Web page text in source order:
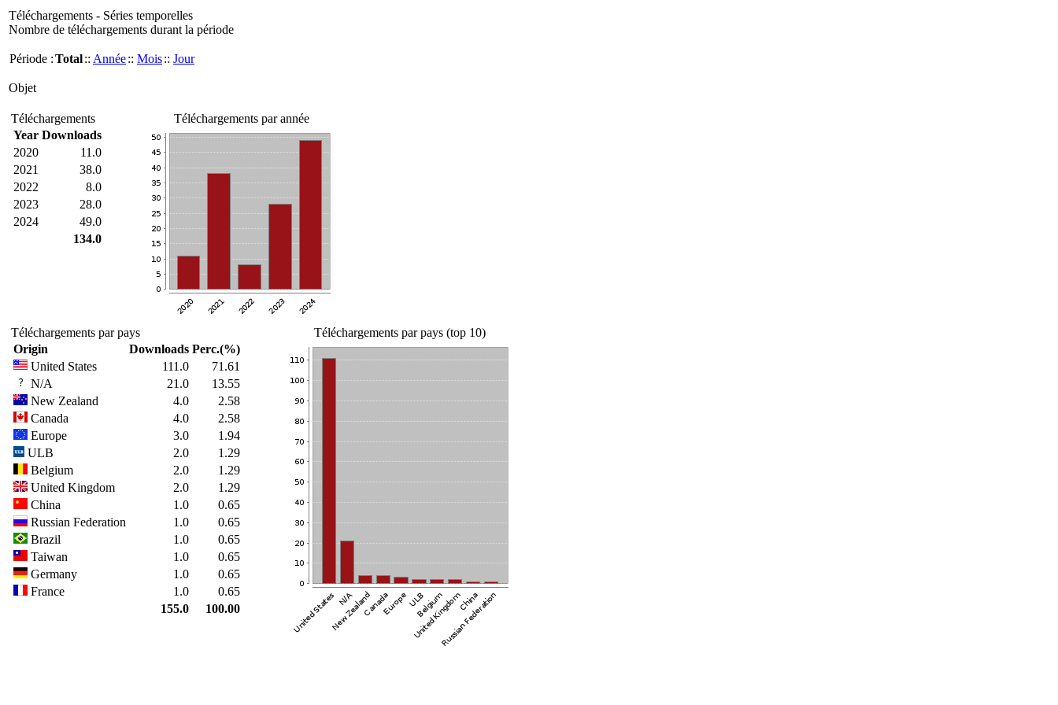
Téléchargements - Séries temporelles
Nombre de téléchargements durant la période
Période :Total:: Année:: Mois:: Jour
Objet
Téléchargements
Year Downloads
2020
11.0
2021
38.0
2022
8.0
2023
28.0
2024
49.0
134.0
Téléchargements par année
Téléchargements par pays
Origin
Downloads Perc.(%)
United States
111.0
71.61
N/A
21.0
13.55
New Zealand
4.0
2.58
Canada
4.0
2.58
Europe
3.0
1.94
ULB
2.0
1.29
Belgium
2.0
1.29
United Kingdom
2.0
1.29
China
1.0
0.65
Russian Federation
1.0
0.65
Brazil
1.0
0.65
Taiwan
1.0
0.65
Germany
1.0
0.65
France
1.0
0.65
155.0
100.00
Téléchargements par pays (top 10)